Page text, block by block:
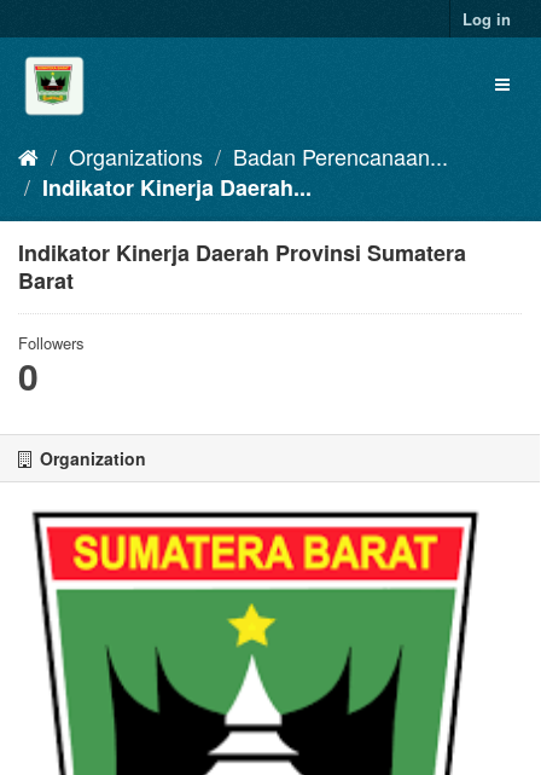
to
content
Log in
Organizations
Badan Perencanaan...
Indikator Kinerja Daerah...
Indikator Kinerja Daerah Provinsi Sumatera
Barat
Followers
0
Organization